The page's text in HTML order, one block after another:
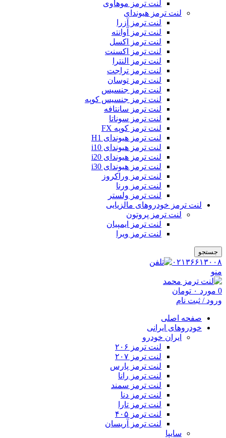
لنت ترمز موهاوی
لنت ترمز هیوندای
لنت ترمز آزرا
لنت ترمز آوانته
لنت ترمز اکسل
لنت ترمز اکسنت
لنت ترمز النترا
لنت ترمز تراجت
لنت ترمز توسان
لنت ترمز جنسیس
لنت ترمز جنسیس کوپه
لنت ترمز سانتافه
لنت ترمز سوناتا
لنت ترمز کوپه FX
لنت ترمز هیوندای H1
لنت ترمز هیوندای i10
لنت ترمز هیوندای i20
لنت ترمز هیوندای i30
لنت ترمز وراکروز
لنت ترمز ورنا
لنت ترمز ولستر
لنت ترمز خودروهای مالزیایی
لنت ترمز پروتون
لنت ترمز ایمپیان
لنت ترمز ویرا
جستجو
۰۲۱۳۶۶۱۳۰۰۸
منو
0 مورد ۰ تومان
ورود / ثبت نام
صفحه اصلی
خودروهای ایرانی
ایران خودرو
لنت ترمز ۲۰۶
لنت ترمز ۲۰۷
لنت ترمز پارس
لنت ترمز رانا
لنت ترمز سمند
لنت ترمز دنا
لنت ترمز تارا
لنت ترمز ۴۰۵
لنت ترمز آریسان
سایپا